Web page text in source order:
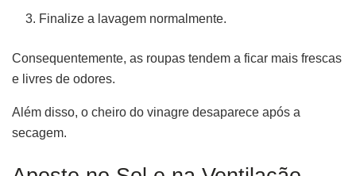
Finalize a lavagem normalmente.
Consequentemente, as roupas tendem a ficar mais frescas
e livres de odores.
Além disso, o cheiro do vinagre desaparece após a
secagem.